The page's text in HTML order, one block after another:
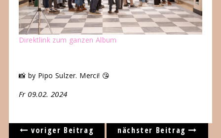
Direktlink zum ganzen Album
📸 by Pipo Sulzer. Merci! 😘
Fr 09.02. 2024
voriger Beitrag nächster Beitrag